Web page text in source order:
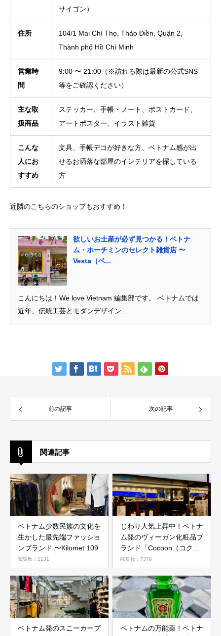
サイゴン）
住所
104/1 Mai Chí Thọ, Thảo Điền, Quận 2,
Thành phố Hồ Chí Minh
営業時
間
9:00 〜 21:00（※訪れる際は最新の公式SNS
等をご確認ください）
主な取
扱商品
ステッカー、手帳・ノート、ポストカード、
アートポスター、イラスト雑貨
こんな
人にお
すすめ
文具、手帳デコが好きな方、ベトナム感が出
せるお洒落な部屋のインテリアを探している
方
近隣のこちらのショップもおすすめ！
欲しいお土産が必ず見つかる！ベトナ
ム・ホーチミンのセレクト雑貨店 〜
Vesta（ベ...
こんにちは！We love Vietnam 編集部です。 ベトナムでは
近年、伝統工芸とモダンデザイン...
前の記事 次の記事
関連記事
ベトナム少数民族の文化を
生かした最先端ファッショ
ンブランド 〜Kilomet 109
閲覧数：1131
じわり人気上昇中！ベトナ
ム発のヴィーガン化粧品ブ
ランド「Cocoon（コクー
ン）」
閲覧数：7379
ベトナム発のスニーカーブ
ベトナムの万能薬！ベトナ